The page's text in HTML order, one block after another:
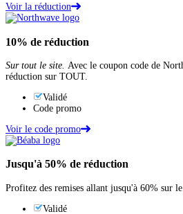
Voir la réduction
10% de réduction
Sur tout le site. Avec le coupon code de
réduction sur TOUT.
Validé
Code promo
Voir le code promo
Jusqu'à 50% de réduction
Profitez des remises allant jusqu'à 60% sur le
Validé